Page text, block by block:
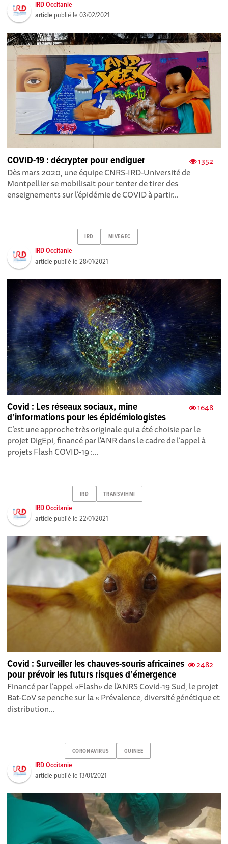
IRD Occitanie
article publié le03/02/2021
1352
COVID-19 : décrypter pour endiguer
Dès mars 2020, une équipe CNRS-IRD-Université de
Montpellier se mobilisait pour tenter de tirer des
enseignements sur l’épidémie de COVID à partir...
IRD MIVEGEC
IRD Occitanie
article publié le28/01/2021
1648
Covid : Les réseaux sociaux, mine
d’informations pour les épidémiologistes
C’est une approche très originale qui a été choisie par le
projet DigEpi, financé par l'ANR dans le cadre de l’appel à
projets Flash COVID-19 :...
IRD TRANSVIHMI
IRD Occitanie
article publié le22/01/2021
2482
Covid : Surveiller les chauves-souris africaines
pour prévoir les futurs risques d’émergence
Financé par l’appel «Flash» de l'ANRS Covid-19 Sud, le projet
Bat-CoV se penche sur la « Prévalence, diversité génétique et
distribution...
CORONAVIRUS GUINEE
IRD Occitanie
article publié le13/01/2021